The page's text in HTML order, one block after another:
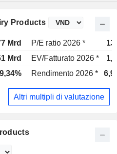
Products
Mrd P/E ratio 2026 *
Mrd EV/Fatturato 2026 *
Rendimento 2026 *
Altri multipli di valutazione